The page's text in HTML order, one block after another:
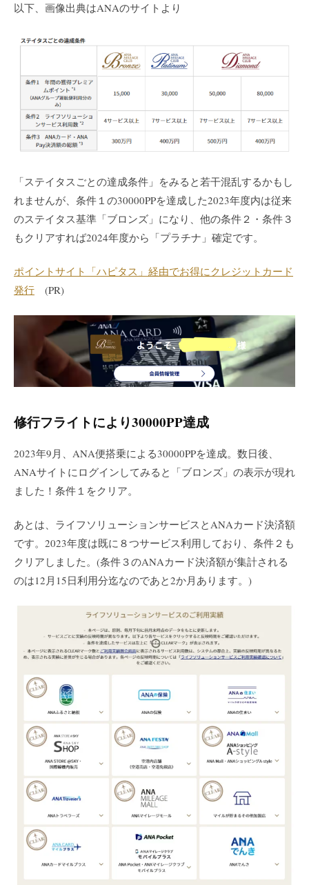
以下、画像出典はANAのサイトより
「ステイタスごとの達成条件」をみると若干混乱するかもし
れませんが、条件１の30000PPを達成した2023年度内は従来
のステイタス基準「ブロンズ」になり、他の条件２・条件３
もクリアすれば2024年度から「プラチナ」確定です。
ポイントサイト「ハピタス」経由でお得にクレジットカード
発行 (PR)
修行フライトにより30000PP達成
2023年9月、ANA便搭乗による30000PPを達成。数日後、
ANAサイトにログインしてみると「ブロンズ」の表示が現れ
ました！条件１をクリア。
あとは、ライフソリューションサービスとANAカード決済額
です。2023年度は既に８つサービス利用しており、条件２も
クリアしました。(条件３のANAカード決済額が集計される
のは12月15日利用分迄なのであと2か月あります。)